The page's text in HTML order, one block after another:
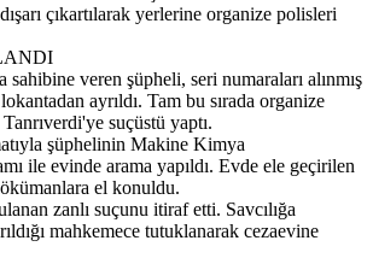
çıkartılarak yerlerine organize polisleri
veren şüpheli, seri numaraları alınmış
ayrıldı. Tam bu sırada organize
suçüstü yaptı.
şüphelinin Makine Kimya
ile evinde arama yapıldı. Evde ele geçirilen
el konuldu.
zanlı suçunu itiraf etti. Savcılığa
mahkemece tutuklanarak cezaevine